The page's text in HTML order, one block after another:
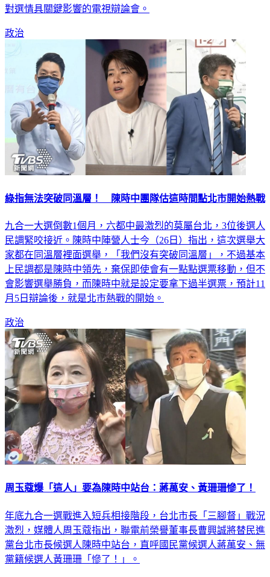
對選情具關鍵影響的電視辯論會。
政治
綠指無法突破同溫層！ 陳時中團隊估這時間點北市開始熱戰
九合一大選倒數1個月，六都中最激烈的莫屬台北，3位後選人
民調緊咬接近。陳時中陣營人士今（26日）指出，這次選舉大
家都在同溫層裡面選舉，「我們沒有突破同溫層」，不過基本
上民調都是陳時中領先，棄保即使會有一點點選票移動，但不
會影響選舉勝負，而陳時中就是設定要拿下過半選票，預計11
月5日辯論後，就是北市熱戰的開始。
政治
周玉蔻爆「這人」要為陳時中站台：蔣萬安、黃珊珊慘了！
年底九合一選戰進入短兵相接階段，台北市長「三腳督」戰況
激烈，媒體人周玉蔻指出，聯電前榮譽董事長曹興誠將替民進
黨台北市長候選人陳時中站台，直呼國民黨候選人蔣萬安、無
黨籍候選人黃珊珊「慘了！」。